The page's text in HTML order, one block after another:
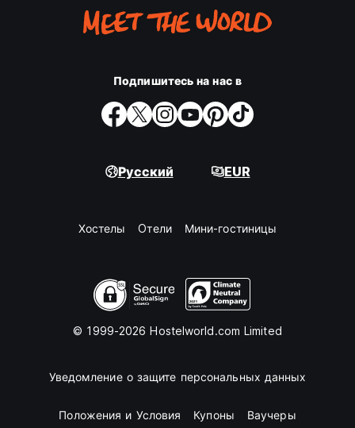
Подпишитесь на нас в
Русский EUR
Хостелы Oтели Мини-гостиницы
© 1999-2026 Hostelworld.com Limited
Уведомление о защите персональных данных
Положения и Условия Купоны Ваучеры